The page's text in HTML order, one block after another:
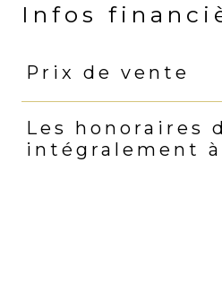
Infos
Caractéristiques Valeurs
Prix de vente
Les honoraires
intégralement